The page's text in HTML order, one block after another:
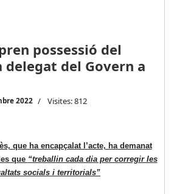
possessió del
delegat del Govern a
2022 Visites: 812
que ha encapçalat l’acte, ha demanat
que “treballin cada dia per corregir les
socials i territorials”